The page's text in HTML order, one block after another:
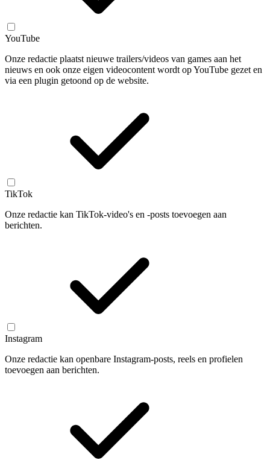
YouTube
Onze redactie plaatst nieuwe trailers/videos van games aan het
nieuws en ook onze eigen videocontent wordt op YouTube gezet en
via een plugin getoond op de website.
TikTok
Onze redactie kan TikTok-video's en -posts toevoegen aan
berichten.
Instagram
Onze redactie kan openbare Instagram-posts, reels en profielen
toevoegen aan berichten.